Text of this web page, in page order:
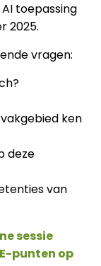
toepassing
2025.
vragen:
ken
deze
van
sessie
punten op